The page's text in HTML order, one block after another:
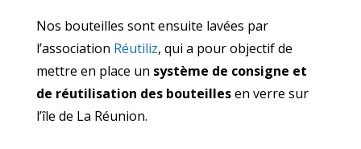
Nos bouteilles sont ensuite lavées par
l’association Réutiliz, qui a pour objectif de
mettre en place un système de consigne et
de réutilisation des bouteillesen verre sur
l’île de La Réunion.